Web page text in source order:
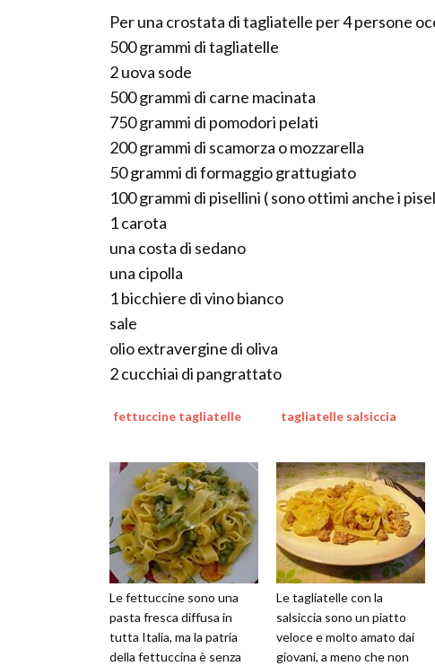
Per una crostata di tagliatelle per 4 persone
500 grammi di tagliatelle
2 uova sode
500 grammi di carne macinata
750 grammi di pomodori pelati
200 grammi di scamorza o mozzarella
50 grammi di formaggio grattugiato
100 grammi di pisellini ( sono ottimi anche i
1 carota
una costa di sedano
una cipolla
1 bicchiere di vino bianco
sale
olio extravergine di oliva
2 cucchiai di pangrattato
fettuccine tagliatelle
Le fettuccine sono una
pasta fresca diffusa in
tutta Italia, ma la patria
della fettuccina è senza
tagliatelle salsiccia
Le tagliatelle con la
salsiccia sono un piatto
veloce e molto amato dai
giovani, a meno che non